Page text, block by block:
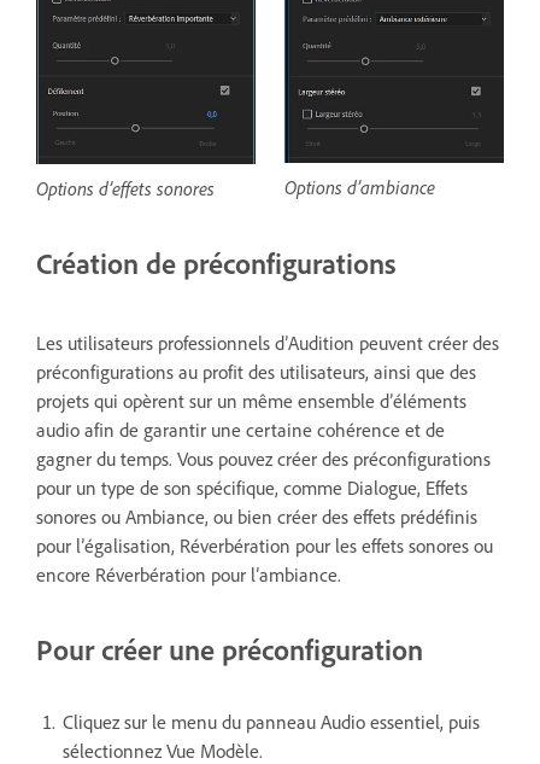
Options d’effets sonores Options d’ambiance
Création de préconfigurations
Les utilisateurs professionnels d’Audition peuvent créer des
préconfigurations au profit des utilisateurs, ainsi que des
projets qui opèrent sur un même ensemble d’éléments
audio afin de garantir une certaine cohérence et de
gagner du temps. Vous pouvez créer des préconfigurations
pour un type de son spécifique, comme Dialogue, Effets
sonores ou Ambiance, ou bien créer des effets prédéfinis
pour l’égalisation, Réverbération pour les effets sonores ou
encore Réverbération pour l’ambiance.
Pour créer une préconfiguration
Cliquez sur le menu du panneau Audio essentiel, puis
sélectionnez Vue Modèle.